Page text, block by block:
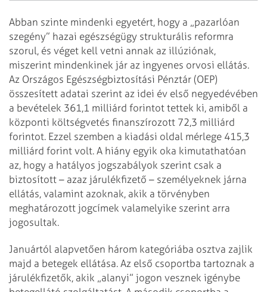
Abban szinte mindenki egyetért, hogy a „pazarlóan
szegény” hazai egészségügy strukturális reformra
szorul, és véget kell vetni annak az illúziónak,
miszerint mindenkinek jár az ingyenes orvosi ellátás.
Az Országos Egészségbiztosítási Pénztár (OEP)
összesített adatai szerint az idei év első negyedévében
a bevételek 361,1 milliárd forintot tettek ki, amiből a
központi költségvetés finanszírozott 72,3 milliárd
forintot. Ezzel szemben a kiadási oldal mérlege 415,3
milliárd forint volt. A hiány egyik oka kimutathatóan
az, hogy a hatályos jogszabályok szerint csak a
biztosított – azaz járulékfizető – személyeknek járna
ellátás, valamint azoknak, akik a törvényben
meghatározott jogcímek valamelyike szerint arra
jogosultak.
Januártól alapvetően három kategóriába osztva zajlik
majd a betegek ellátása. Az első csoportba tartoznak a
járulékfizetők, akik „alanyi” jogon vesznek igénybe